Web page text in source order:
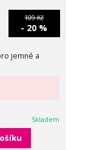
109 Kč
- 20 %
jemné a
Skladem